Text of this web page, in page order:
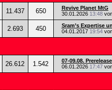
11.437 650
Revive Planet MtG
30.01.2026 13:48
2.693 450
Sram’s Expertise
04.01.2017 19:54
26.612 1.542
07-09.08.
06.01.2026 17:47